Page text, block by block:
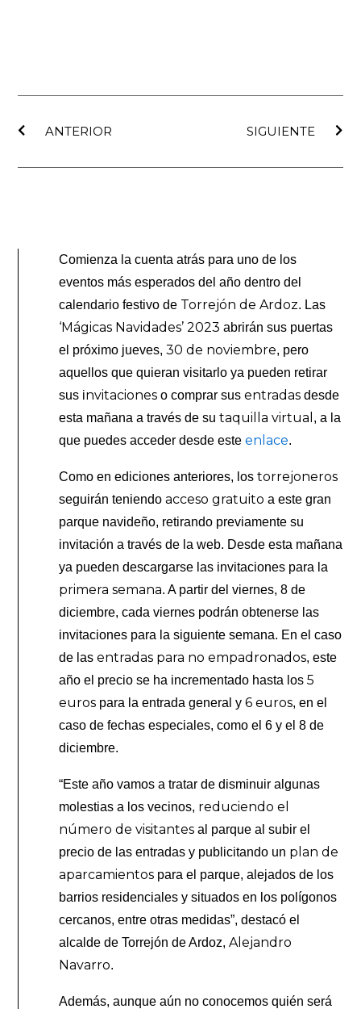
ANTERIOR
SIGUIENTE
Comienza la cuenta atrás para uno de los
eventos más esperados del año dentro del
calendario festivo de Torrejón de Ardoz. Las
‘Mágicas Navidades’ 2023 abrirán sus puertas
el próximo jueves,30 de noviembre, pero
aquellos que quieran visitarlo ya pueden retirar
sus invitaciones o comprar susentradas desde
esta mañana a través de sutaquilla virtual , a la
que puedes acceder desde esteenlace.
Como en ediciones anteriores, lostorrejoneros
seguirán teniendoacceso gratuito a este gran
parque navideño, retirando previamente su
invitación a través de la web. Desde esta mañana
ya pueden descargarse las invitaciones para la
primera semana. A partir del viernes, 8 de
diciembre, cada viernes podrán obtenerse las
invitaciones para la siguiente semana. En el caso
de lasentradas para no empadronados, este
año el precio se ha incrementado hasta los 5
euros para la entrada general y6 euros, en el
caso de fechas especiales, como el 6 y el 8 de
diciembre.
“Este año vamos a tratar de disminuir algunas
molestias a los vecinos, reduciendo el
número de visitantes al parque al subir el
precio de las entradas y publicitando un plan de
aparcamientos para el parque, alejados de los
barrios residenciales y situados en los polígonos
cercanos, entre otras medidas”, destacó el
alcalde de Torrejón de Ardoz,Alejandro
Navarro.
Además, aunque aún no conocemos quién será